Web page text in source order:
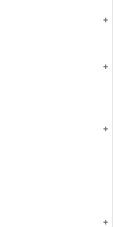
add
add
add
add